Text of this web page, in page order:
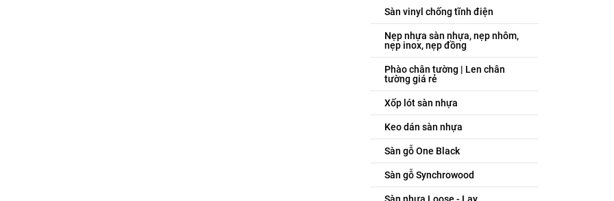
Sàn vinyl chống tĩnh điện
Nẹp nhựa sàn nhựa, nẹp nhôm,
nẹp inox, nẹp đồng
Phào chân tường | Len chân
tường giá rẻ
Xốp lót sàn nhựa
Keo dán sàn nhựa
Sàn gỗ One Black
Sàn gỗ Synchrowood